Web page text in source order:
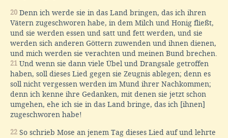
20 Denn ich werde sie in das Land bringen, das ich ihren
Vätern zugeschworen habe, in dem Milch und Honig fließt,
und sie werden essen und satt und fett werden, und sie
werden sich anderen Göttern zuwenden und ihnen dienen,
und mich werden sie verachten und meinen Bund brechen.
21 Und wenn sie dann viele Übel und Drangsale getroffen
haben, soll dieses Lied gegen sie Zeugnis ablegen; denn es
soll nicht vergessen werden im Mund ihrer Nachkommen;
denn ich kenne ihre Gedanken, mit denen sie jetzt schon
umgehen, ehe ich sie in das Land bringe, das ich [ihnen]
zugeschworen habe!
22 So schrieb Mose an jenem Tag dieses Lied auf und lehrte